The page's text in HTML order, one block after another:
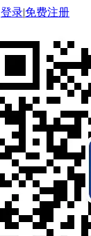
登录|免费注册